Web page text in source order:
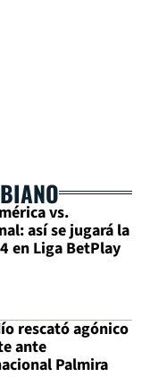
vs.
así se jugará la
en Liga BetPlay
rescató agónico
ante
Palmira